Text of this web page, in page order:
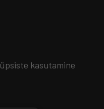
kasutamine